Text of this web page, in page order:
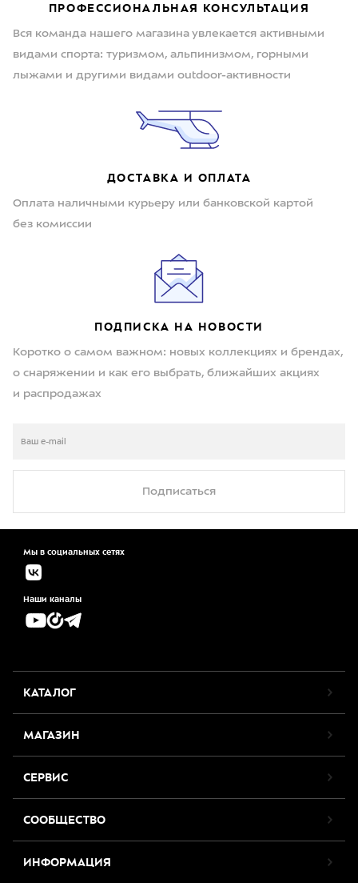
ПРОФЕССИОНАЛЬНАЯ КОНСУЛЬТАЦИЯ
Вся команда нашего магазина увлекается активными
видами спорта: туризмом, альпинизмом, горными
лыжами и другими видами outdoor-активности
ДОСТАВКА И ОПЛАТА
Оплата наличными курьеру или банковской картой
без комиссии
ПОДПИСКА НА НОВОСТИ
Коротко о самом важном: новых коллекциях и брендах,
о снаряжении и как его выбрать, ближайших акциях
и распродажах
Подписаться
Мы в социальных сетях
Наши каналы
КАТАЛОГ
МАГАЗИН
СЕРВИС
СООБЩЕСТВО
ИНФОРМАЦИЯ